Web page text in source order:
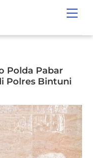
Polda Pabar
Polres Bintuni